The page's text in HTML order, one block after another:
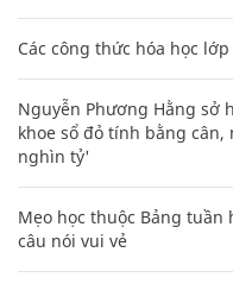
Các công thức hóa học
Nguyễn Phương Hằng sở
khoe sổ đỏ tính bằng
nghìn tỷ'
Mẹo học thuộc Bảng
câu nói vui vẻ